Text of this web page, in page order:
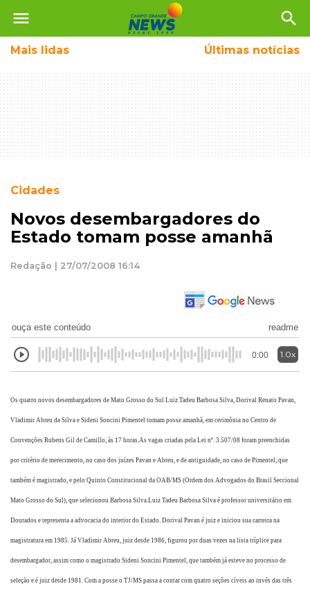
menu search
Mais lidas Últimas notícias
Cidades
Novos desembargadores do
Estado tomam posse amanhã
Redação | 27/07/2008 16:14
ouça este conteúdo readme
0:00 1.0x
Os quatro novos desembargadores de Mato Grosso do Sul Luiz Tadeu Barbosa Silva, Dorival Renato Pavan,
Vladimir Abreu da Silva e Sideni Soncini Pimentel tomam posse amanhã, em cerimônia no Centro de
Convenções Rubens Gil de Camillo, às 17 horas. As vagas criadas pela Lei nº. 3.507/08 foram preenchidas
por critério de merecimento, no caso dos juízes Pavan e Abreu, e de antiguidade, no caso de Pimentel, que
também é magistrado, e pelo Quinto Constitucional da OAB/MS (Ordem dos Advogados do Brasil Seccional
Mato Grosso do Sul), que selecionou Barbosa Silva. Luiz Tadeu Barbosa Silva é professor universitário em
Dourados e representa a advocacia do interior do Estado. Dorival Pavan é juiz e iniciou sua carreira na
magistratura em 1985. Já Vladimir Abreu, juiz desde 1986, figurou por duas vezes na lista tríplice para
desembargador, assim como o magistrado Sideni Soncini Pimentel, que também já esteve no processo de
seleção e é juiz desde 1981. Com a posse o TJ/MS passa a contar com quatro seções cíveis ao invés das três